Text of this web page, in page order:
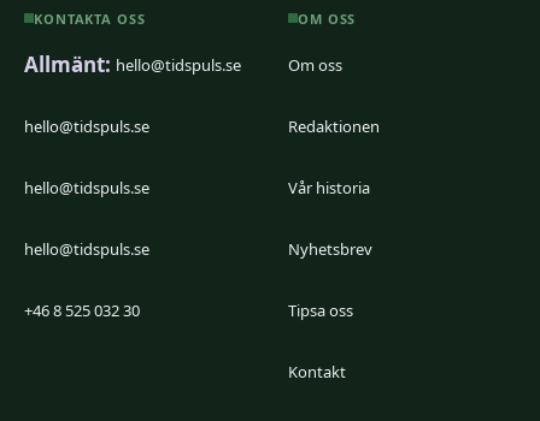
KONTAKTA OSS
Allmänt: hello@tidspuls.se
hello@tidspuls.se
hello@tidspuls.se
hello@tidspuls.se
+46 8 525 032 30
OM OSS
Om oss
Redaktionen
Vår historia
Nyhetsbrev
Tipsa oss
Kontakt